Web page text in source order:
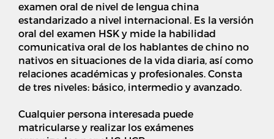
examen oral de nivel de lengua china
estandarizado a nivel internacional. Es la versión
oral del examen HSK y mide la habilidad
comunicativa oral de los hablantes de chino no
nativos en situaciones de la vida diaria, así como
relaciones académicas y profesionales. Consta
de tres niveles: básico, intermedio y avanzado.
Cualquier persona interesada puede
matricularse y realizar los exámenes